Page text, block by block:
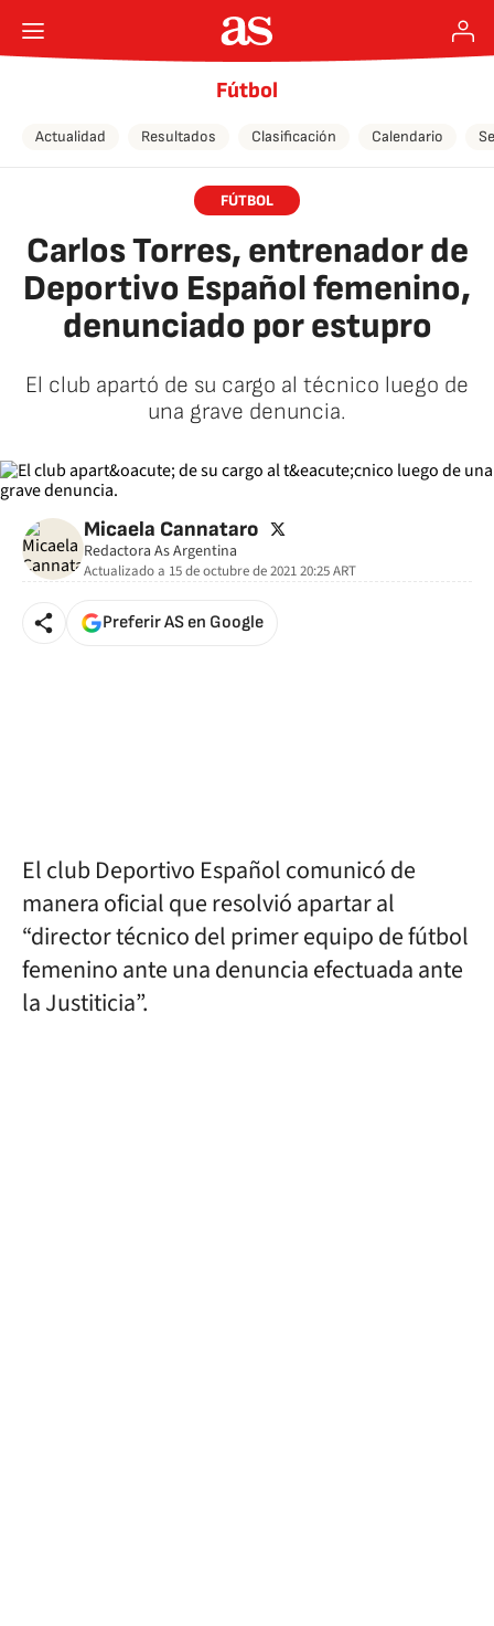
Fútbol
Actualidad Resultados Clasificación Calendario
FÚTBOL
Carlos Torres, entrenador de
Deportivo Español femenino,
denunciado por estupro
El club apartó de su cargo al técnico luego de
una grave denuncia.
Micaela Cannataro twitter
Redactora As Argentina
Actualizado a 15 de octubre de 2021 20:25ART
Preferir AS en Google
El club Deportivo Español comunicó de
manera oficial que resolvió apartar al
“director técnico del primer equipo de fútbol
femenino ante una denuncia efectuada ante
la Justiticia”.